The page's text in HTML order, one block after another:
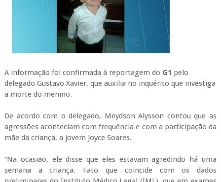
A informação foi confirmada à reportagem do G1 pelo
delegado Gustavo Xavier, que auxilia no inquérito que investiga
a morte do menino.
De acordo com o delegado, Meydson Alysson contou que as
agressões aconteciam com frequência e com a participação da
mãe da criança, a jovem Joyce Soares.
“Na ocasião, ele disse que eles estavam agredindo há uma
semana a criança. Fato que coincide com os dados